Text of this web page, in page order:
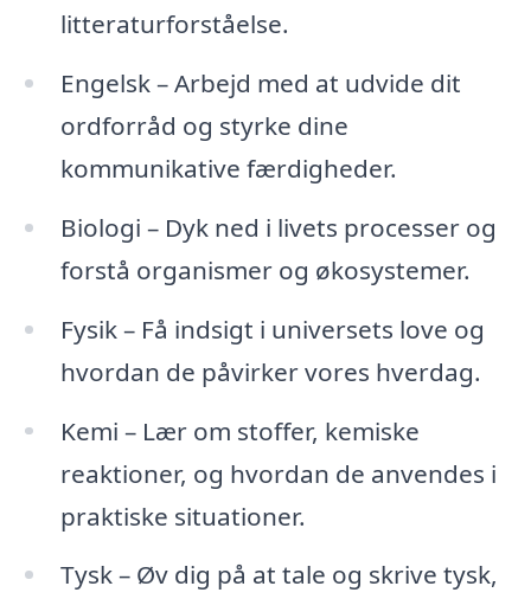
litteraturforståelse.
Engelsk – Arbejd med at udvide dit
ordforråd og styrke dine
kommunikative færdigheder.
Biologi – Dyk ned i livets processer og
forstå organismer og økosystemer.
Fysik – Få indsigt i universets love og
hvordan de påvirker vores hverdag.
Kemi – Lær om stoffer, kemiske
reaktioner, og hvordan de anvendes i
praktiske situationer.
Tysk – Øv dig på at tale og skrive tysk,